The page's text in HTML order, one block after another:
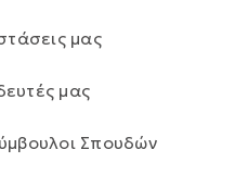
μας
μας
Σπουδών